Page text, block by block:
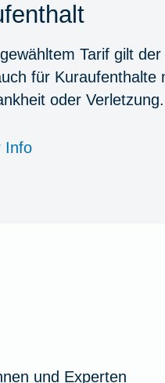
Tarif gilt der
für Kuraufenthalte
oder Verletzung.
Info
und Experten